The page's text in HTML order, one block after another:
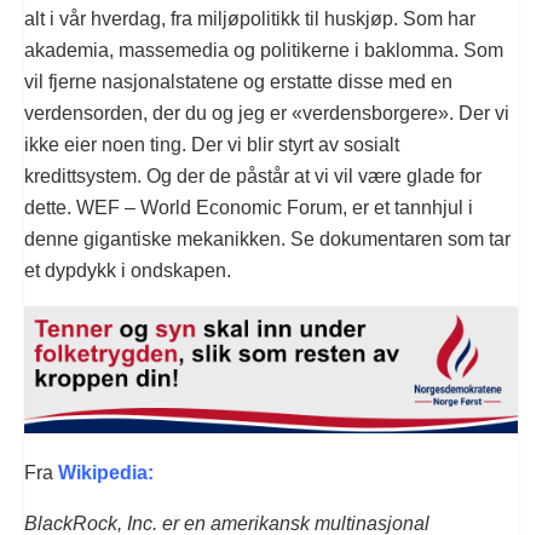
alt i vår hverdag, fra miljøpolitikk til huskjøp. Som har
akademia, massemedia og politikerne i baklomma. Som
vil fjerne nasjonalstatene og erstatte disse med en
verdensorden, der du og jeg er «verdensborgere». Der vi
ikke eier noen ting. Der vi blir styrt av sosialt
kredittsystem. Og der de påstår at vi vil være glade for
dette. WEF – World Economic Forum, er et tannhjul i
denne gigantiske mekanikken. Se dokumentaren som tar
et dypdykk i ondskapen.
Fra Wikipedia:
BlackRock, Inc. er en amerikansk multinasjonal